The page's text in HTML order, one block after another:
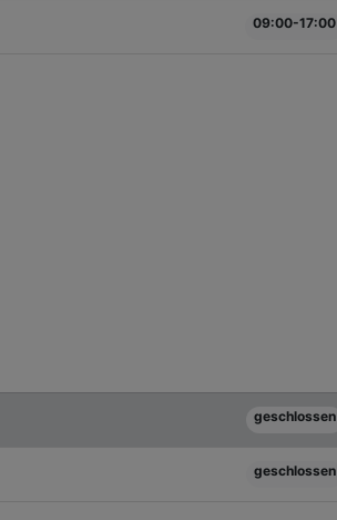
09:00-17:00
geschlossen
geschlossen